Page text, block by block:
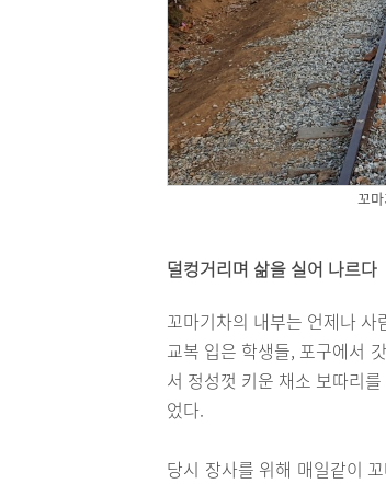
꼬
덜컹거리며 삶을 실어 나르다
꼬마기차의 내부는 언제나
교복 입은 학생들, 포구에서
서 정성껏 키운 채소 보따리
었다.
당시 장사를 위해 매일같이